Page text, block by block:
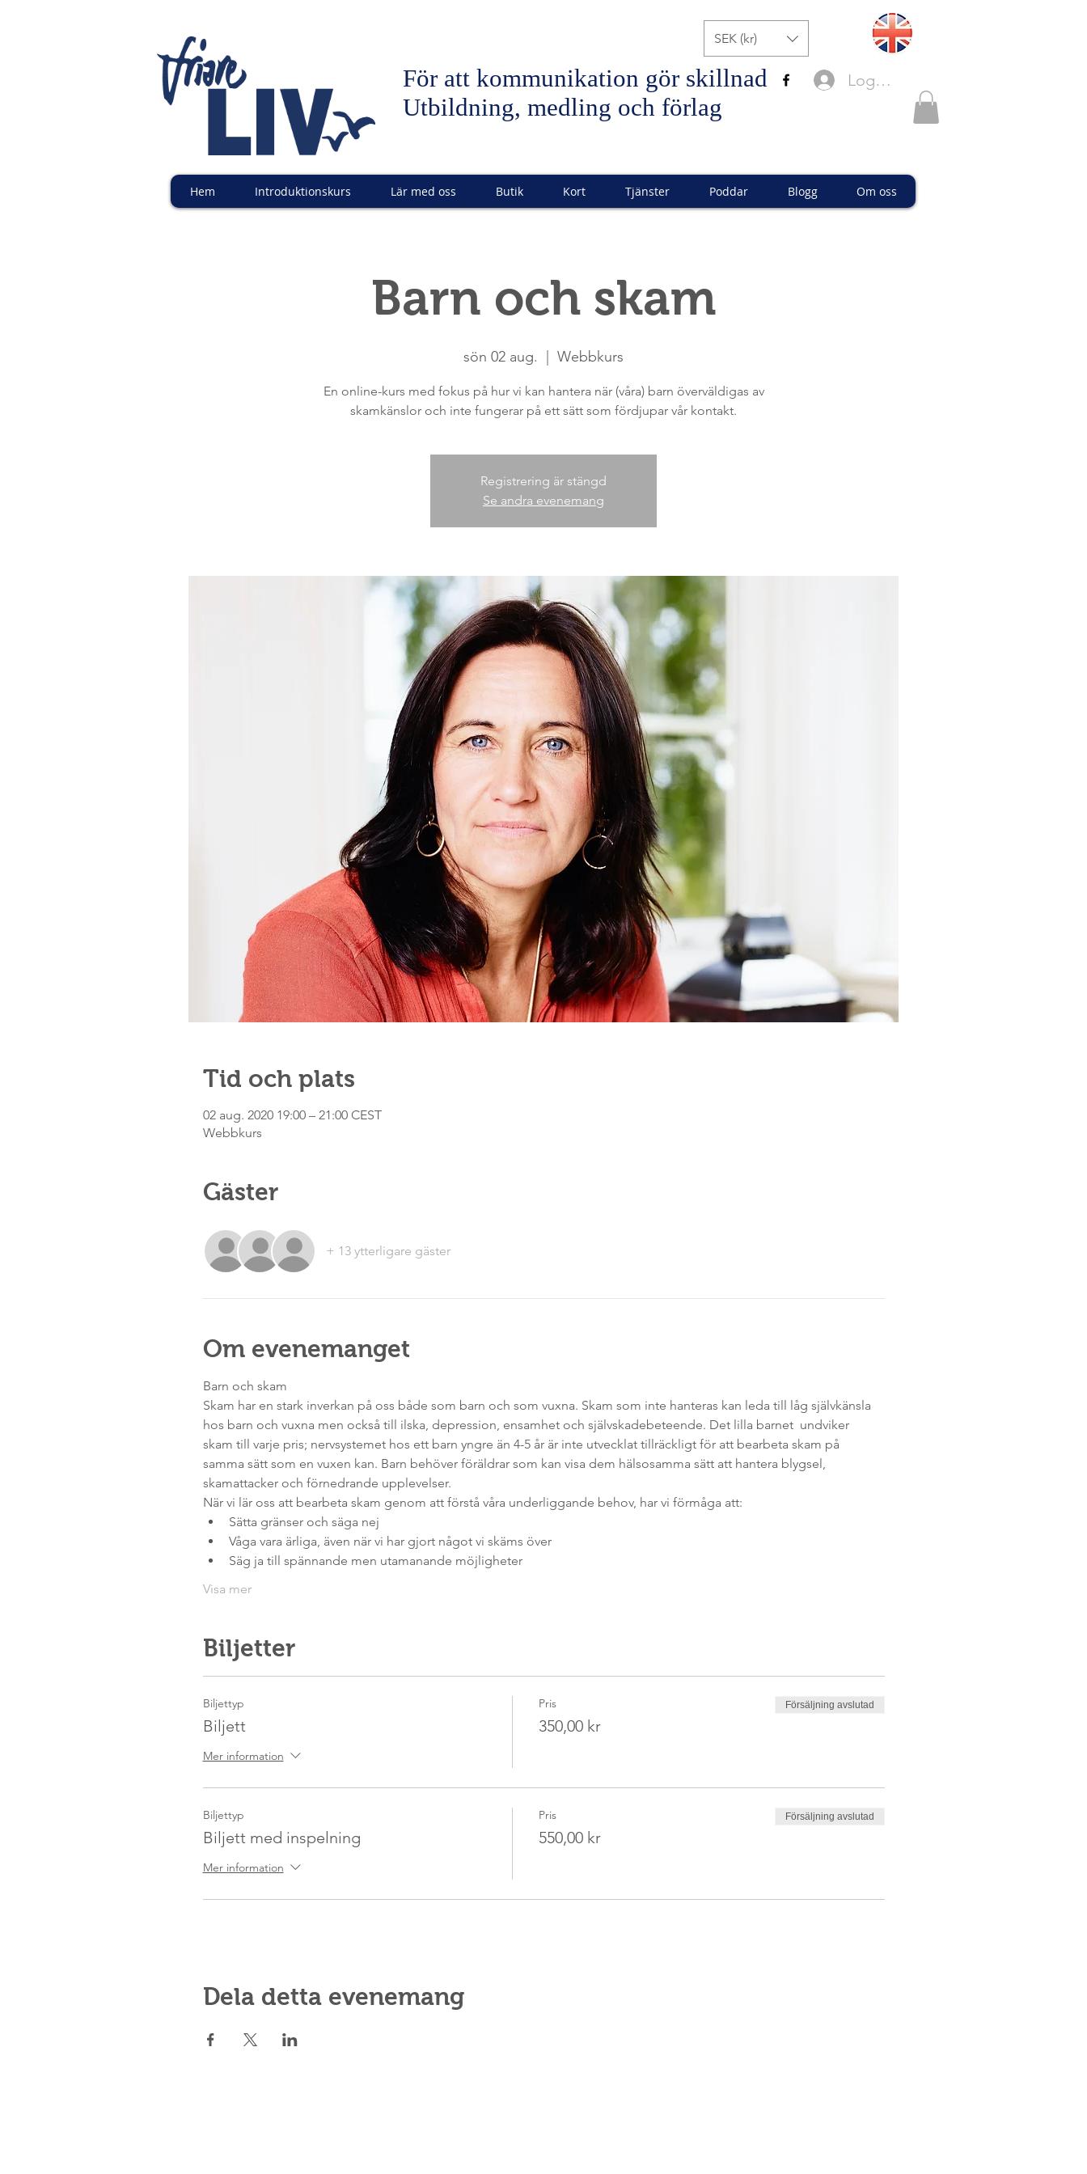
SEK (kr)
För att kommunikation gör skillnad
Utbildning, medling och förlag
Logga in
Hem Introduktionskurs Lär med oss Butik Kort Tjänster Poddar Blogg Om oss
Barn och skam
sön 02 aug.
  |
Webbkurs
En online-kurs med fokus på hur vi kan hantera när (våra) barn överväldigas av
skamkänslor och inte fungerar på ett sätt som fördjupar vår kontakt.
Registrering är stängd
Se andra evenemang
Tid och plats
02 aug. 2020 19:00 – 21:00 CEST
Webbkurs
Gäster
+ 13 ytterligare gäster
Om evenemanget
Barn och skam
Skam har en stark inverkan på oss både som barn och som vuxna. Skam som inte hanteras kan leda till låg självkänsla
hos barn och vuxna men också till ilska, depression, ensamhet och självskadebeteende. Det lilla barnet  undviker
skam till varje pris; nervsystemet hos ett barn yngre än 4-5 år är inte utvecklat tillräckligt för att bearbeta skam på
samma sätt som en vuxen kan. Barn behöver föräldrar som kan visa dem hälsosamma sätt att hantera blygsel,
skamattacker och förnedrande upplevelser.
När vi lär oss att bearbeta skam genom att förstå våra underliggande behov, har vi förmåga att:
Sätta gränser och säga nej
Våga vara ärliga, även när vi har gjort något vi skäms över
Säg ja till spännande men utamanande möjligheter
Visa mer
Biljetter
Biljettyp
Biljett
Mer information
Pris
350,00 kr
Försäljning avslutad
Biljettyp
Biljett med inspelning
Mer information
Pris
550,00 kr
Försäljning avslutad
Dela detta evenemang